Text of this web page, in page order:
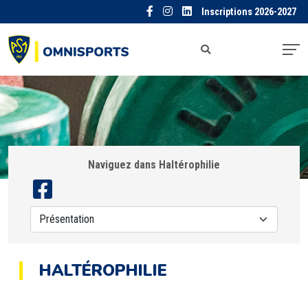
Inscriptions 2026-2027
Naviguez dans Haltérophilie
HALTÉROPHILIE